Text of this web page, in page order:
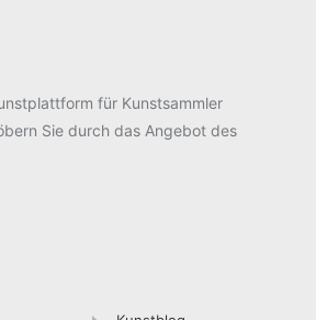
für Kunstsammler
Sie durch das Angebot des